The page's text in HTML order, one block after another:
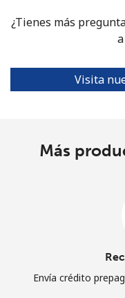
¿Tienes más
Visita
Más
Envía crédito